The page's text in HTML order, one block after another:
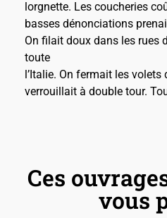
lorgnette. Les coucheries
basses dénonciations
On filait doux dans les rues
toute
l’Italie. On fermait les
verrouillait à double tour.
Ces
vous